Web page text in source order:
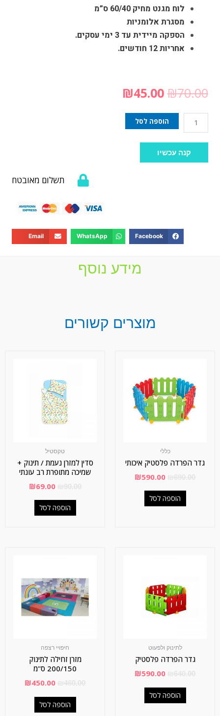
לוח מגנט מחיק 60/40 ס”מ
מסגרת אלומניות
הספקה מיידית עד 3 ימי עסקים.
אחריות 12 חודשים.
₪70.00
₪45.00
הוספה לסל
קנה עכשיו
תשלום מאובטח
Facebook
WhatsApp
Email
מידע נוסף
מוצרים קשורים
כללי
גדר הפרדה פלסטיק איכותי
₪590.00
הוספה לסל
לתינוק ולפעוט
גדר הפרדה פלסטיק
₪590.00
הוספה לסל
חיפויי רצפה
מזרן זחילה לתינוק
200/150 ס"מ
₪450.00
הוספה לסל
טקסטיל
סדין למזרן נעמת / תינוק +
שמיכה מתופרת רב עונתי
₪69.00
הוספה לסל